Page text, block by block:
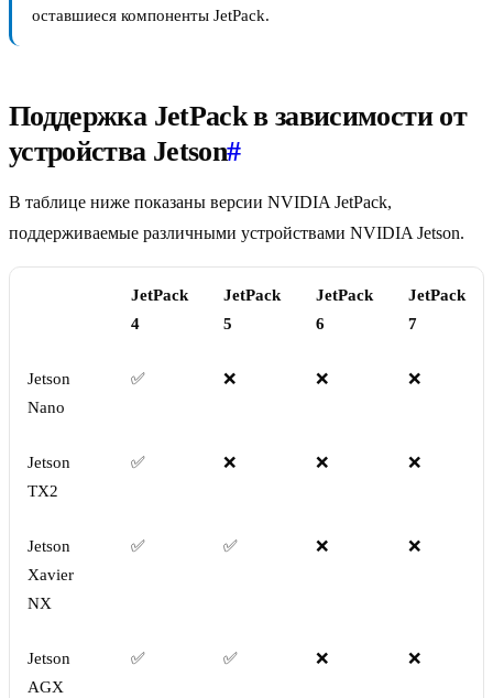
оставшиеся компоненты JetPack.
Поддержка JetPack в зависимости от
устройства Jetson#
В таблице ниже показаны версии NVIDIA JetPack,
поддерживаемые различными устройствами NVIDIA Jetson.
JetPack
4
JetPack
5
JetPack
6
JetPack
7
Jetson
Nano
✅ ❌ ❌ ❌
Jetson
TX2
✅ ❌ ❌ ❌
Jetson
Xavier
NX
✅ ✅ ❌ ❌
Jetson
AGX
✅ ✅ ❌ ❌